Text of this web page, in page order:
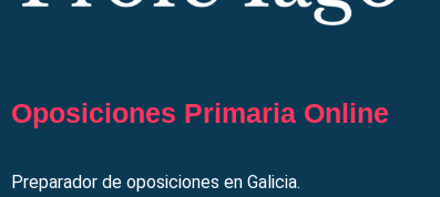
Oposiciones Primaria Online
Preparador de oposiciones en Galicia.